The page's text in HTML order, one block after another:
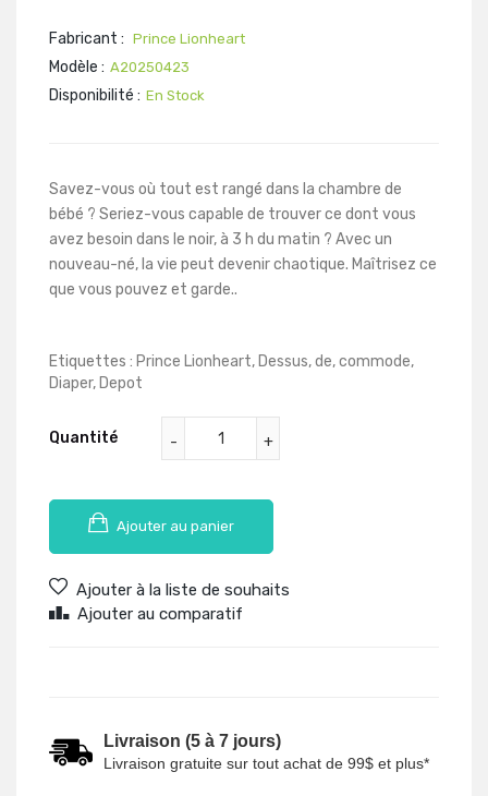
Fabricant : Prince Lionheart
Modèle : A20250423
Disponibilité : En Stock
Savez-vous où tout est rangé dans la chambre de
bébé ? Seriez-vous capable de trouver ce dont vous
avez besoin dans le noir, à 3 h du matin ? Avec un
nouveau-né, la vie peut devenir chaotique. Maîtrisez ce
que vous pouvez et garde..
Etiquettes : Prince Lionheart, Dessus,de,commode,
Diaper, Depot
Quantité
Ajouter au panier
Ajouter à la liste de souhaits
Ajouter au comparatif
Livraison (5 à 7 jours)
Livraison gratuite sur tout achat de 99$ et plus*